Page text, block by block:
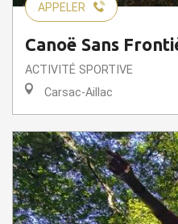
APPELER
Canoë Sans
ACTIVITÉ SPORTIVE
Carsac-Aillac